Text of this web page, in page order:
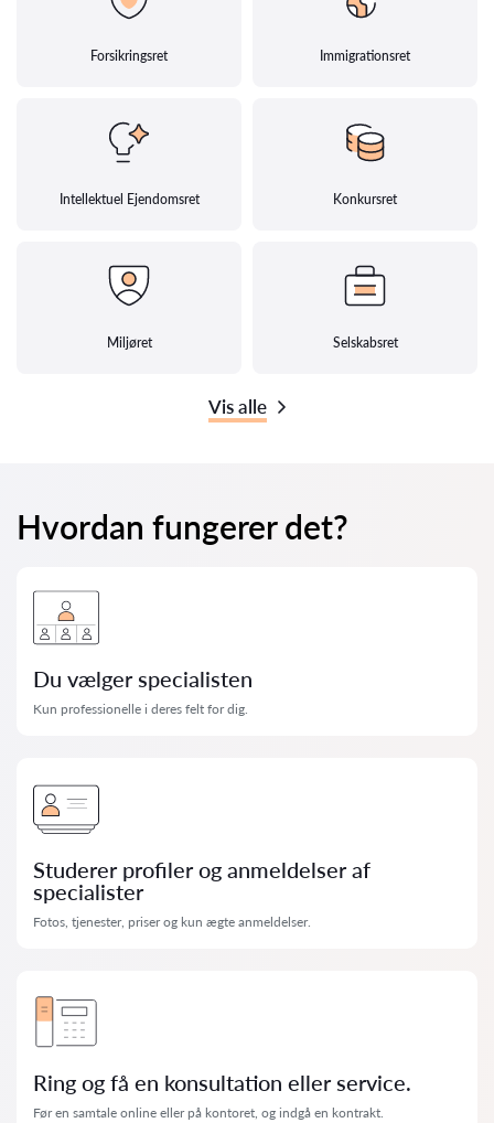
Forsikringsret Immigrationsret
Intellektuel Ejendomsret Konkursret
Miljøret Selskabsret
Vis alle
Hvordan fungerer det?
Du vælger specialisten
Kun professionelle i deres felt for dig.
Studerer profiler og anmeldelser af
specialister
Fotos, tjenester, priser og kun ægte anmeldelser.
Ring og få en konsultation eller service.
Før en samtale online eller på kontoret, og indgå en kontrakt.